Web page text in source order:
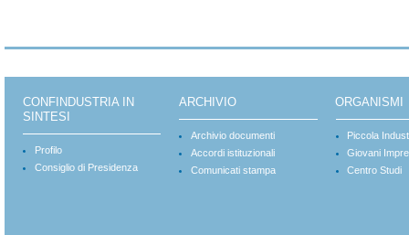
CONFINDUSTRIA IN
SINTESI
Profilo
Consiglio di Presidenza
ARCHIVIO
Archivio documenti
Accordi istituzionali
Comunicati stampa
ORGANISMI
Piccola
Giovani
Centro Studi